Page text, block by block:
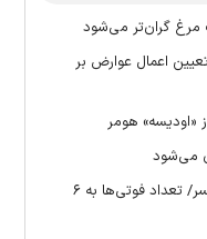
مرغ گران‌تر می‌شود
اعمال عوارض بر
می‌شود
حادثه غرق‌شدگی در ساحل توسکاسرا رامسر/ تعداد فوتی‌ها به ۶